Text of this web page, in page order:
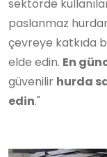
sektörde
paslanmaz
çevreye katkıda
elde edin. En
güvenilir hurda
edin."